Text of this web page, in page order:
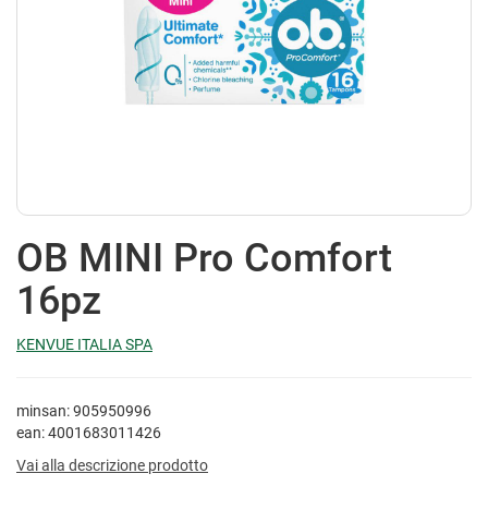
OB MINI Pro Comfort
16pz
KENVUE ITALIA SPA
minsan: 905950996
ean: 4001683011426
Vai alla descrizione prodotto